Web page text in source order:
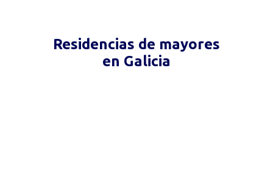
Residencias de mayores
en Galicia